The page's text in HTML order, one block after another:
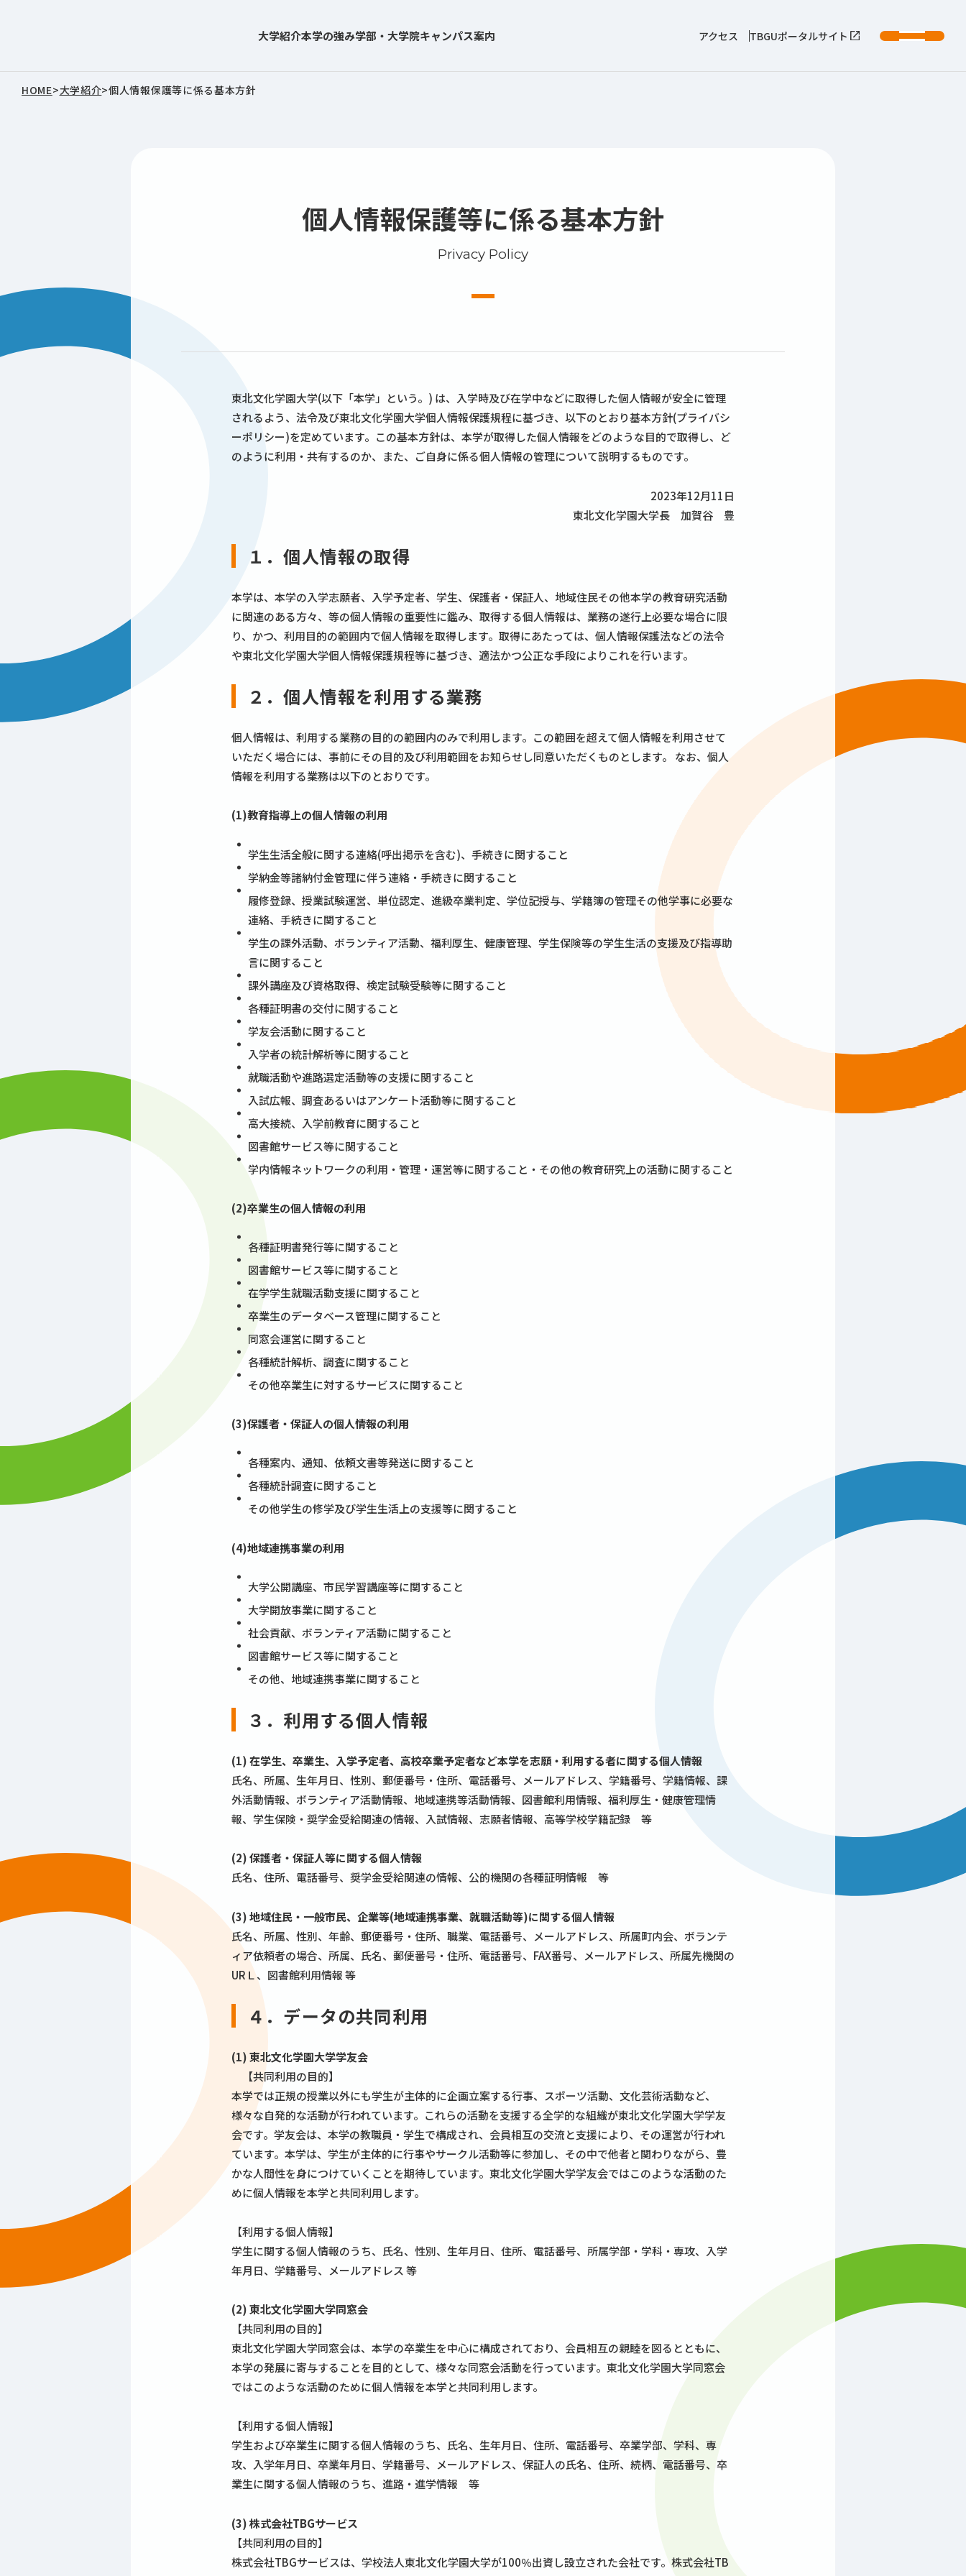
大学紹介本学の強み学部・大学院キャンパス案内 アクセス TBGUポータルサイト
HOME>大学紹介>個人情報保護等に係る基本方針
個人情報保護等に係る基本方針
Privacy Policy
東北文化学園大学(以下「本学」という。) は、入学時及び在学中などに取得した個人情報が安全に管理
されるよう、法令及び東北文化学園大学個人情報保護規程に基づき、以下のとおり基本方針(プライバシ
ーポリシー)を定めています。この基本方針は、本学が取得した個人情報をどのような目的で取得し、ど
のように利用・共有するのか、また、ご自身に係る個人情報の管理について説明するものです。
2023年12月11日
東北文化学園大学長 加賀谷 豊
１．個人情報の取得
本学は、本学の入学志願者、入学予定者、学生、保護者・保証人、地域住民その他本学の教育研究活動
に関連のある方々、等の個人情報の重要性に鑑み、取得する個人情報は、業務の遂行上必要な場合に限
り、かつ、利用目的の範囲内で個人情報を取得します。取得にあたっては、個人情報保護法などの法令
や東北文化学園大学個人情報保護規程等に基づき、適法かつ公正な手段によりこれを行います。
２．個人情報を利用する業務
個人情報は、利用する業務の目的の範囲内のみで利用します。この範囲を超えて個人情報を利用させて
いただく場合には、事前にその目的及び利用範囲をお知らせし同意いただくものとします。 なお、個人
情報を利用する業務は以下のとおりです。
(1)教育指導上の個人情報の利用
学生生活全般に関する連絡(呼出掲示を含む)、手続きに関すること
学納金等諸納付金管理に伴う連絡・手続きに関すること
履修登録、授業試験運営、単位認定、進級卒業判定、学位記授与、学籍簿の管理その他学事に必要な
連絡、手続きに関すること
学生の課外活動、ボランティア活動、福利厚生、健康管理、学生保険等の学生生活の支援及び指導助
言に関すること
課外講座及び資格取得、検定試験受験等に関すること
各種証明書の交付に関すること
学友会活動に関すること
入学者の統計解析等に関すること
就職活動や進路選定活動等の支援に関すること
入試広報、調査あるいはアンケート活動等に関すること
高大接続、入学前教育に関すること
図書館サービス等に関すること
学内情報ネットワークの利用・管理・運営等に関すること・その他の教育研究上の活動に関すること
(2)卒業生の個人情報の利用
各種証明書発行等に関すること
図書館サービス等に関すること
在学学生就職活動支援に関すること
卒業生のデータベース管理に関すること
同窓会運営に関すること
各種統計解析、調査に関すること
その他卒業生に対するサービスに関すること
(3)保護者・保証人の個人情報の利用
各種案内、通知、依頼文書等発送に関すること
各種統計調査に関すること
その他学生の修学及び学生生活上の支援等に関すること
(4)地域連携事業の利用
大学公開講座、市民学習講座等に関すること
大学開放事業に関すること
社会貢献、ボランティア活動に関すること
図書館サービス等に関すること
その他、地域連携事業に関すること
３．利用する個人情報
(1) 在学生、卒業生、入学予定者、高校卒業予定者など本学を志願・利用する者に関する個人情報
氏名、所属、生年月日、性別、郵便番号・住所、電話番号、メールアドレス、学籍番号、学籍情報、課
外活動情報、ボランティア活動情報、地域連携等活動情報、図書館利用情報、福利厚生・健康管理情
報、学生保険・奨学金受給関連の情報、入試情報、志願者情報、高等学校学籍記録 等
(2) 保護者・保証人等に関する個人情報
氏名、住所、電話番号、奨学金受給関連の情報、公的機関の各種証明情報 等
(3) 地域住民・一般市民、企業等(地域連携事業、就職活動等)に関する個人情報
氏名、所属、性別、年齢、郵便番号・住所、職業、電話番号、メールアドレス、所属町内会、ボランテ
ィア依頼者の場合、所属、氏名、郵便番号・住所、電話番号、FAX番号、メールアドレス、所属先機関の
URＬ、図書館利用情報 等
４．データの共同利用
(1) 東北文化学園大学学友会
【共同利用の目的】
本学では正規の授業以外にも学生が主体的に企画立案する行事、スポーツ活動、文化芸術活動など、
様々な自発的な活動が行われています。これらの活動を支援する全学的な組織が東北文化学園大学学友
会です。学友会は、本学の教職員・学生で構成され、会員相互の交流と支援により、その運営が行われ
ています。本学は、学生が主体的に行事やサークル活動等に参加し、その中で他者と関わりながら、豊
かな人間性を身につけていくことを期待しています。東北文化学園大学学友会ではこのような活動のた
めに個人情報を本学と共同利用します。
【利用する個人情報】
学生に関する個人情報のうち、氏名、性別、生年月日、住所、電話番号、所属学部・学科・専攻、入学
年月日、学籍番号、メールアドレス 等
(2) 東北文化学園大学同窓会
【共同利用の目的】
東北文化学園大学同窓会は、本学の卒業生を中心に構成されており、会員相互の親睦を図るとともに、
本学の発展に寄与することを目的として、様々な同窓会活動を行っています。東北文化学園大学同窓会
ではこのような活動のために個人情報を本学と共同利用します。
【利用する個人情報】
学生および卒業生に関する個人情報のうち、氏名、生年月日、住所、電話番号、卒業学部、学科、専
攻、入学年月日、卒業年月日、学籍番号、メールアドレス、保証人の氏名、住所、続柄、電話番号、卒
業生に関する個人情報のうち、進路・進学情報 等
(3) 株式会社TBGサービス
【共同利用の目的】
株式会社TBGサービスは、学校法人東北文化学園大学が100％出資し設立された会社です。株式会社TB